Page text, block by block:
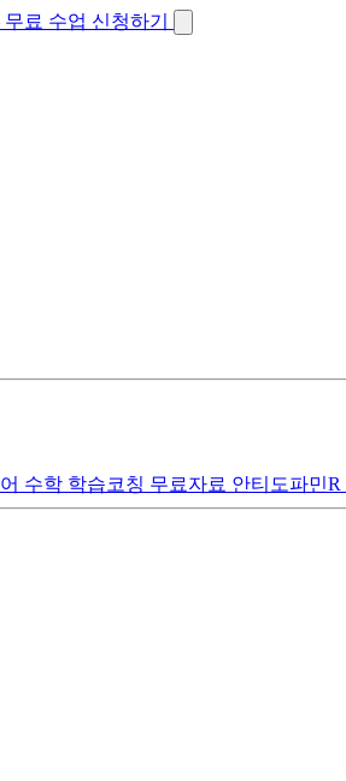
료 수업 신청하기
수학 학습코칭 무료자료 안티도파민R